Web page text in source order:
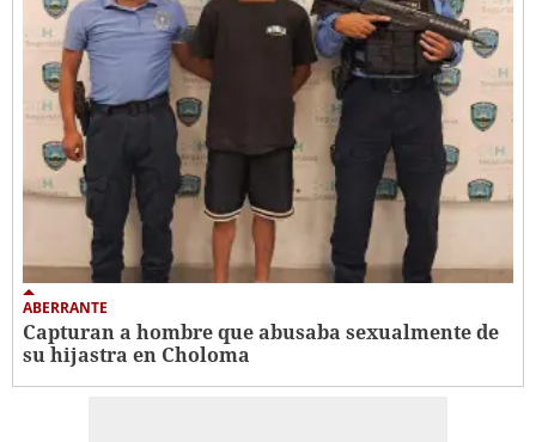
ABERRANTE
Capturan a hombre que abusaba sexualmente de
su hijastra en Choloma